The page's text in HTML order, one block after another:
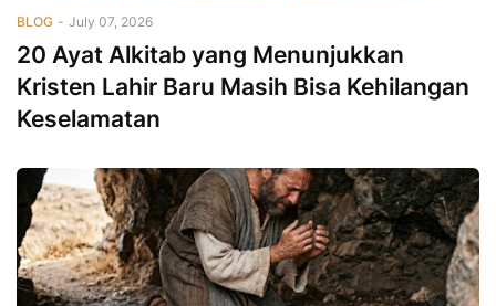
BLOG - July 07, 2026
20 Ayat Alkitab yang Menunjukkan
Kristen Lahir Baru Masih Bisa Kehilangan
Keselamatan